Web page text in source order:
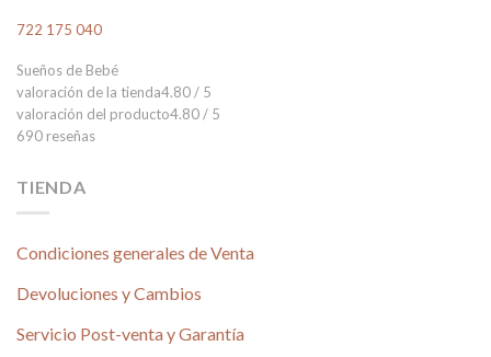
722 175 040
Sueños de Bebé
valoración de la tienda4.80 / 5
valoración del producto4.80 / 5
690 reseñas
TIENDA
Condiciones generales de Venta
Devoluciones y Cambios
Servicio Post-venta y Garantía